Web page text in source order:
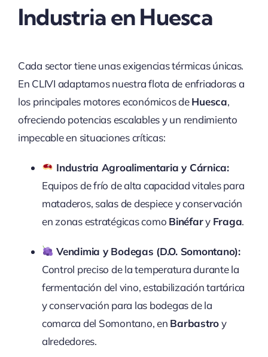
Industria en Huesca
Cada sector tiene unas exigencias térmicas únicas.
En CLIVI adaptamos nuestra flota de enfriadoras a
los principales motores económicos deHuesca,
ofreciendo potencias escalables y un rendimiento
impecable en situaciones críticas:
Industria Agroalimentaria y Cárnica:
Equipos de frío de alta capacidad vitales para
mataderos, salas de despiece y conservación
en zonas estratégicas como Binéfary Fraga.
Vendimia y Bodegas (D.O. Somontano):
Control preciso de la temperatura durante la
fermentación del vino, estabilización tartárica
y conservación para las bodegas de la
comarca del Somontano, en Barbastroy
alrededores.